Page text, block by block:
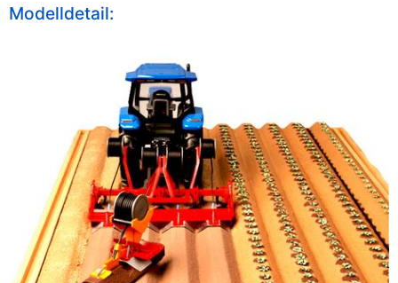
Modelldetail: